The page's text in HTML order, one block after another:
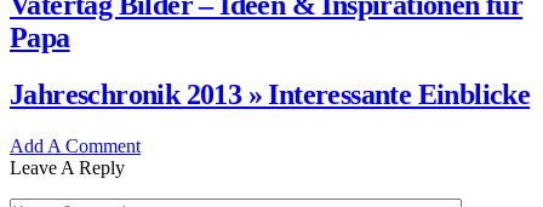
Papa
Jahreschronik 2013 » Interessante Einblicke
Add A Comment
Leave A Reply